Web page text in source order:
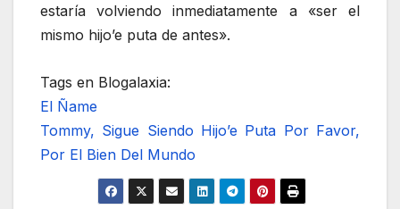
estaría volviendo inmediatamente a «ser el
mismo hijo’e puta de antes».
Tags en Blogalaxia:
El Ñame
Tommy, Sigue Siendo Hijo’e Puta Por Favor,
Por El Bien Del Mundo